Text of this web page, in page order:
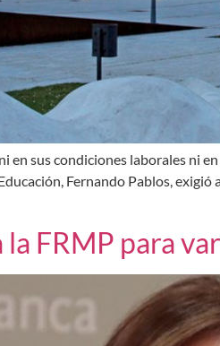
sus condiciones laborales ni
Fernando Pablos, exigió
FRMP para